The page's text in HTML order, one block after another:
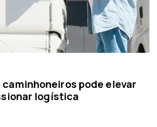
caminhoneiros pode elevar
logística